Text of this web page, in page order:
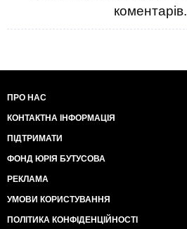
коментарів.
ПРО НАС
КОНТАКТНА ІНФОРМАЦІЯ
ПІДТРИМАТИ
ФОНД ЮРІЯ БУТУСОВА
РЕКЛАМА
УМОВИ КОРИСТУВАННЯ
ПОЛІТИКА КОНФІДЕНЦІЙНОСТІ